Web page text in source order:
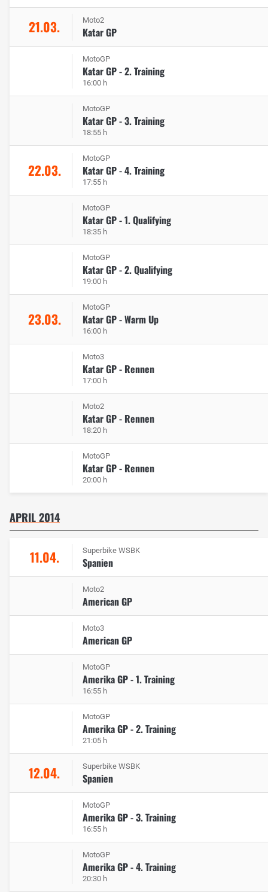
21.03. Moto2
Katar GP
MotoGP
Katar GP - 2. Training
16:00 h
MotoGP
Katar GP - 3. Training
18:55 h
22.03.
MotoGP
Katar GP - 4. Training
17:55 h
MotoGP
Katar GP - 1. Qualifying
18:35 h
MotoGP
Katar GP - 2. Qualifying
19:00 h
23.03.
MotoGP
Katar GP - Warm Up
16:00 h
Moto3
Katar GP - Rennen
17:00 h
Moto2
Katar GP - Rennen
18:20 h
MotoGP
Katar GP - Rennen
20:00 h
APRIL 2014
11.04. Superbike WSBK
Spanien
Moto2
American GP
Moto3
American GP
MotoGP
Amerika GP - 1. Training
16:55 h
MotoGP
Amerika GP - 2. Training
21:05 h
12.04. Superbike WSBK
Spanien
MotoGP
Amerika GP - 3. Training
16:55 h
MotoGP
Amerika GP - 4. Training
20:30 h